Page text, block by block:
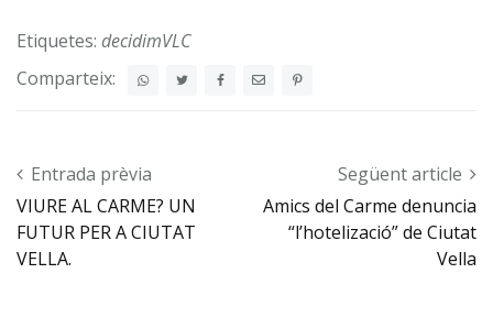
Etiquetes: decidimVLC
Comparteix:
Post navigation
Entrada prèvia
VIURE AL CARME? UN
FUTUR PER A CIUTAT
VELLA.
Següent article
Amics del Carme denuncia
“l’hotelizació” de Ciutat
Vella